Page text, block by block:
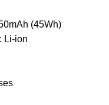
(45Wh)
Li-ion